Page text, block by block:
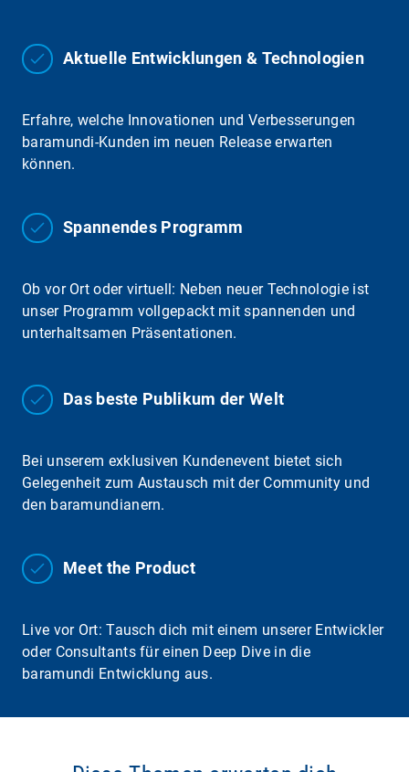
Aktuelle Entwicklungen & Technologien
Erfahre, welche Innovationen und Verbesserungen
baramundi-Kunden im neuen Release erwarten
können.
Spannendes Programm
Ob vor Ort oder virtuell: Neben neuer Technologie ist
unser Programm vollgepackt mit spannenden und
unterhaltsamen Präsentationen.
Das beste Publikum der Welt
Bei unserem exklusiven Kundenevent bietet sich
Gelegenheit zum Austausch mit der Community und
den baramundianern.
Meet the Product
Live vor Ort: Tausch dich mit einem unserer Entwickler
oder Consultants für einen Deep Dive in die
baramundi Entwicklung aus.